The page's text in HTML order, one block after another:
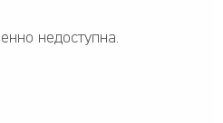
недоступна.